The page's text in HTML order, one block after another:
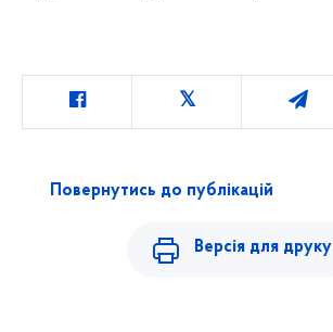
Повернутись до публікацій
Версія для друку